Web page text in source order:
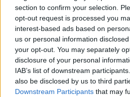
section to confirm your selection.
opt-out request is processed you
interest-based ads based on
us or personal information
your opt-out. You may separately
disclosure of your personal
IAB’s list of downstream
also be disclosed by us to third
Downstream Participants that may
Jos video ei näy laitteeltasi, voit
Lue myös:Kärppien joukkueessa
– myös KalPan pelaajia altistunut